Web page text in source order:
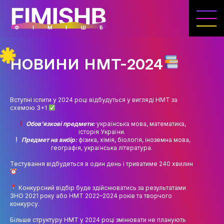
ГОЛОВНА
ІНДУСТРІЇ ДОЗВІЛЛЯ
ОСВІТНЯ ДІЯЛЬНІСТЬ
ОСВІТНІ ПРОГРАМИ
ПРАКТИКА
СИЛАБУСИ
НАУКА
НОВИНИ НМТ-2024
Вступні іспити у 2024 році відбудуться у вигляді НМТ за
схемою 3+1
Обовʼязкові предмети: українська мова, математика,
історія України.
Предмет на вибір: фізика, хімія, біологія, іноземна мова,
географія, українська література.
Тестування відбудеться в один день і триватиме 240 хвилин
Конкурсний відбір буде здійснюватись за результатами
ЗНО 2021 року або НМТ 2022–2024 років та творчого
конкурсу.
Більше структуру НМТ у 2024 році змінювати не планують